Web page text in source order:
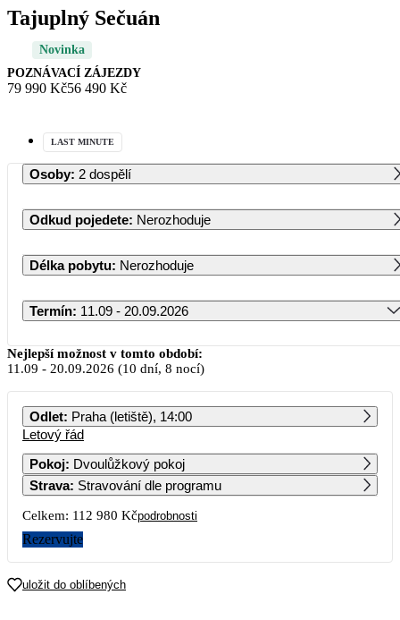
Tajuplný Sečuán
Novinka
POZNÁVACÍ ZÁJEZDY
79 990 Kč56 490 Kč
LAST MINUTE
Osoby: 2 dospělí
Odkud pojedete: Nerozhoduje
Délka pobytu: Nerozhoduje
Termín: 11.09 - 20.09.2026
Září 2026
PO ÚT ST ČT PÁ SO NE
7 8 9 10
21
Nejlepší možnost v tomto období:
11.09 - 20.09.2026 (10 dní, 8 nocí)
Odlet: Praha (letiště), 14:00
Letový řád
Pokoj: Dvoulůžkový pokoj
Strava: Stravování dle programu
Celkem: 112 980 Kčpodrobnosti
Rezervujte
uložit do oblíbených